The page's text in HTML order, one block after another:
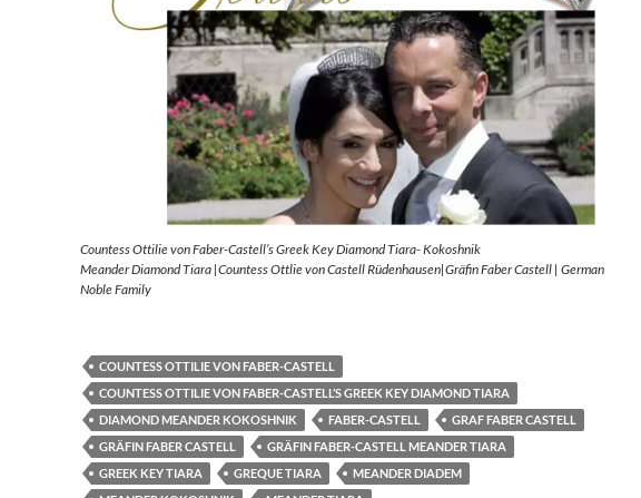
Countess Ottilie von Faber-Castell’s Greek Key Diamond Tiara- Kokoshnik
Meander Diamond Tiara |Countess Ottlie von Castell Rüdenhausen|Gräfin Faber Castell | German
Noble Family
COUNTESS OTTILIE VON FABER-CASTELL
COUNTESS OTTILIE VON FABER-CASTELL’S GREEK KEY DIAMOND TIARA
DIAMOND MEANDER KOKOSHNIK
FABER-CASTELL
GRAF FABER CASTELL
GRÄFIN FABER CASTELL
GRÄFIN FABER-CASTELL MEANDER TIARA
GREEK KEY TIARA
GREQUE TIARA
MEANDER DIADEM